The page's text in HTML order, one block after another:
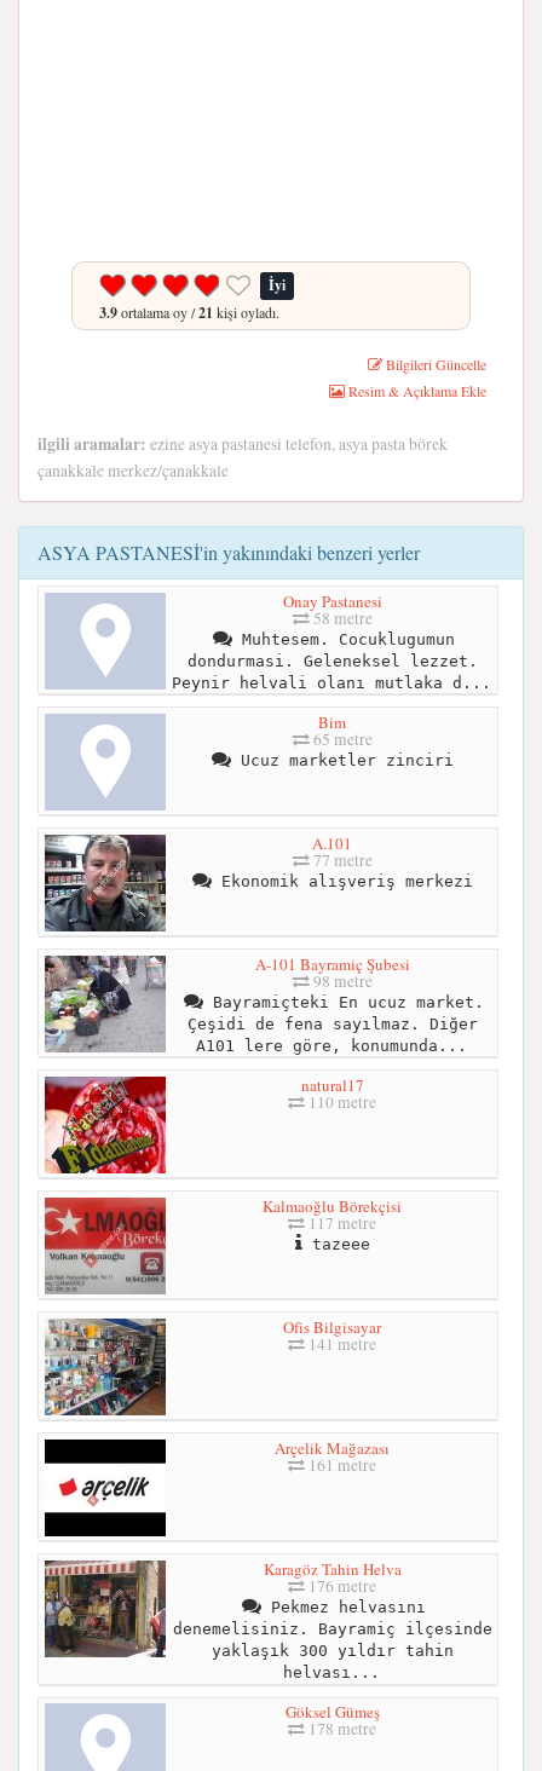
İyi
3.9ortalama oy /21 kişi oyladı.
Bilgileri Güncelle
Resim & Açıklama Ekle
ilgili aramalar: ezine asya pastanesi telefon, asya pasta börek
çanakkale merkez/çanakkale
ASYA PASTANESİ'in yakınındaki benzeri yerler
Onay Pastanesi
58 metre
Muhtesem. Cocuklugumun
dondurmasi. Geleneksel lezzet.
Peynir helvali olanı mutlaka d...
Bim
65 metre
Ucuz marketler zinciri
A.101
77 metre
Ekonomik alışveriş merkezi
A-101 Bayramiç Şubesi
98 metre
Bayramiçteki En ucuz market.
Çeşidi de fena sayılmaz. Diğer
A101 lere göre, konumunda...
natural17
110 metre
Kalmaoğlu Börekçisi
117 metre
tazeee
Ofis Bilgisayar
141 metre
Arçelik Mağazası
161 metre
Karagöz Tahin Helva
176 metre
Pekmez helvasını
denemelisiniz. Bayramiç ilçesinde
yaklaşık 300 yıldır tahin
helvası...
Göksel Gümeş
178 metre